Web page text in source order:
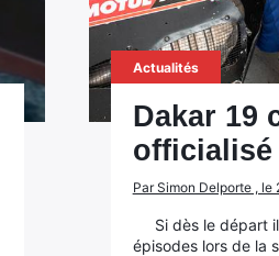
Actualités
Dakar 19
officialisé
Par Simon Delporte , le
Si dès le départ
épisodes lors de la